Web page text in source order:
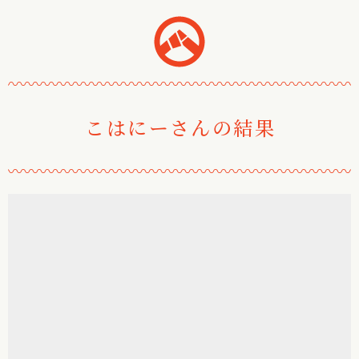
〰〰〰〰〰〰〰〰〰〰〰〰〰〰〰〰〰〰〰〰〰
こはにーさんの結果
〰〰〰〰〰〰〰〰〰〰〰〰〰〰〰〰〰〰〰〰〰